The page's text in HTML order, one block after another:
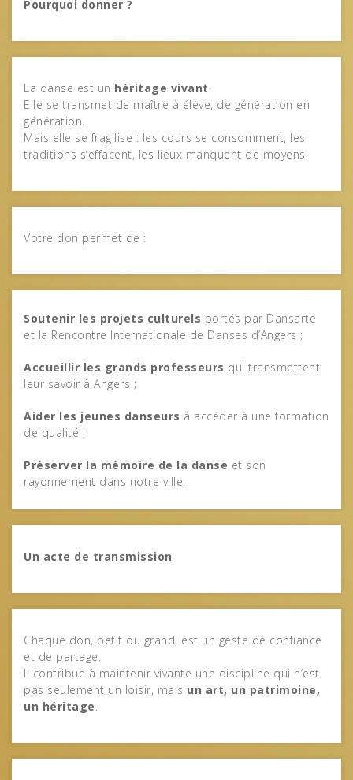
Pourquoi donner ?
La danse est un héritage vivant.
Elle se transmet de maître à élève, de génération en
génération.
Mais elle se fragilise : les cours se consomment, les
traditions s’effacent, les lieux manquent de moyens.
Votre don permet de :
Soutenir les projets culturels portés par Dansarte
et la Rencontre Internationale de Danses d’Angers ;
Accueillir les grands professeurs qui transmettent
leur savoir à Angers ;
Aider les jeunes danseurs à accéder à une formation
de qualité ;
Préserver la mémoire de la danse et son
rayonnement dans notre ville.
Un acte de transmission
Chaque don, petit ou grand, est un geste de confiance
et de partage.
Il contribue à maintenir vivante une discipline qui n’est
pas seulement un loisir, mais un art, un patrimoine,
un héritage.